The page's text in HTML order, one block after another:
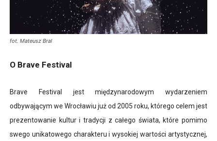
fot. Mateusz Bral
O Brave Festival
Brave Festival jest międzynarodowym wydarzeniem
odbywającym we Wrocławiu już od 2005 roku, którego celem jest
prezentowanie kultur i tradycji z całego świata, które pomimo
swego unikatowego charakteru i wysokiej wartości artystycznej,